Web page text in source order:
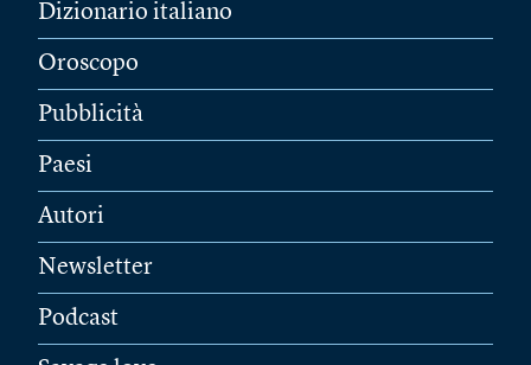
Dizionario italiano
Oroscopo
Pubblicità
Paesi
Autori
Newsletter
Podcast